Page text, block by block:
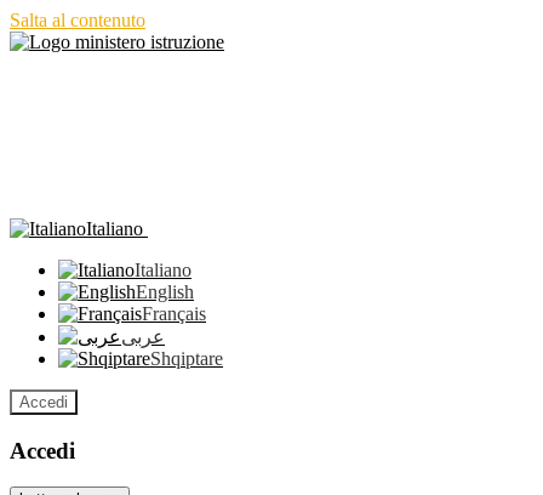
Salta al contenuto
Italiano
Italiano
English
Français
عربى
Shqiptare
Accedi
Accedi